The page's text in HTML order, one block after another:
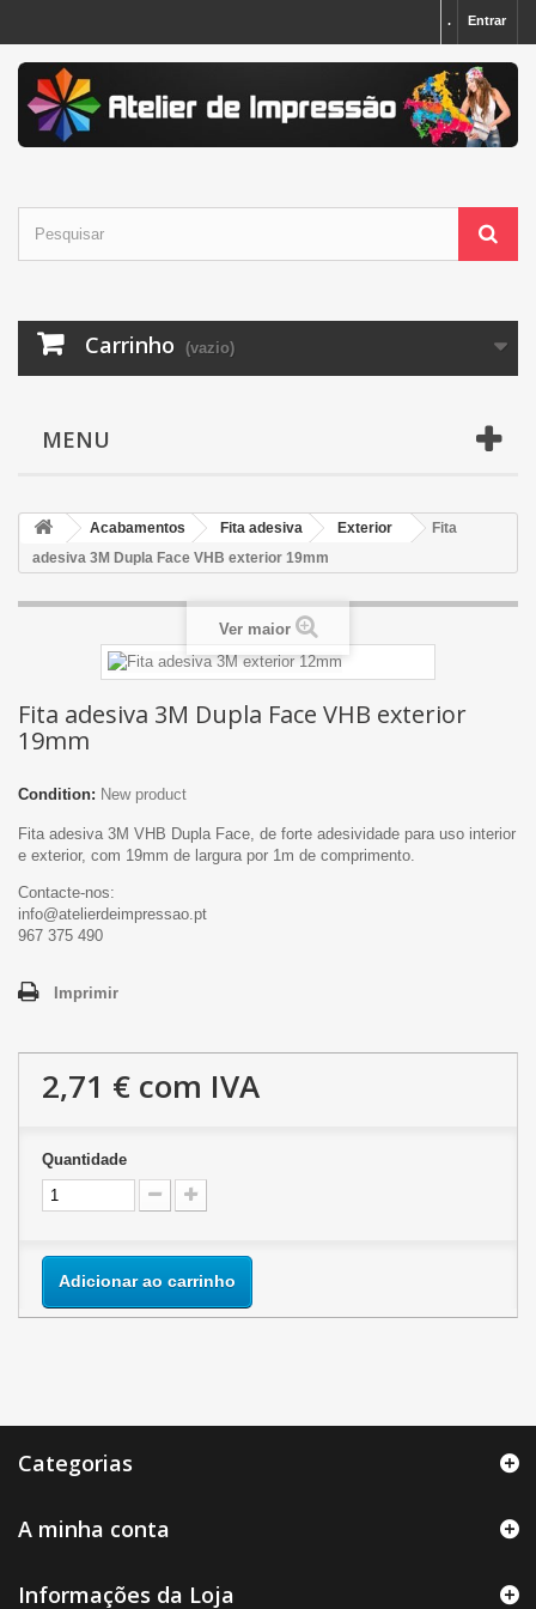
Entrar
.
Carrinho (vazio)
MENU
Acabamentos Fita adesiva Exterior
Fita
adesiva 3M Dupla Face VHB exterior 19mm
Ver maior
Fita adesiva 3M Dupla Face VHB exterior
19mm
Condition: New product
Fita adesiva 3M VHB Dupla Face, de forte adesividade para uso interior
e exterior, com 19mm de largura por 1m de comprimento.
Contacte-nos:
info@atelierdeimpressao.pt
967 375 490
Imprimir
2,71 € com IVA
Quantidade
Adicionar ao carrinho
Categorias
A minha conta
Informações da Loja